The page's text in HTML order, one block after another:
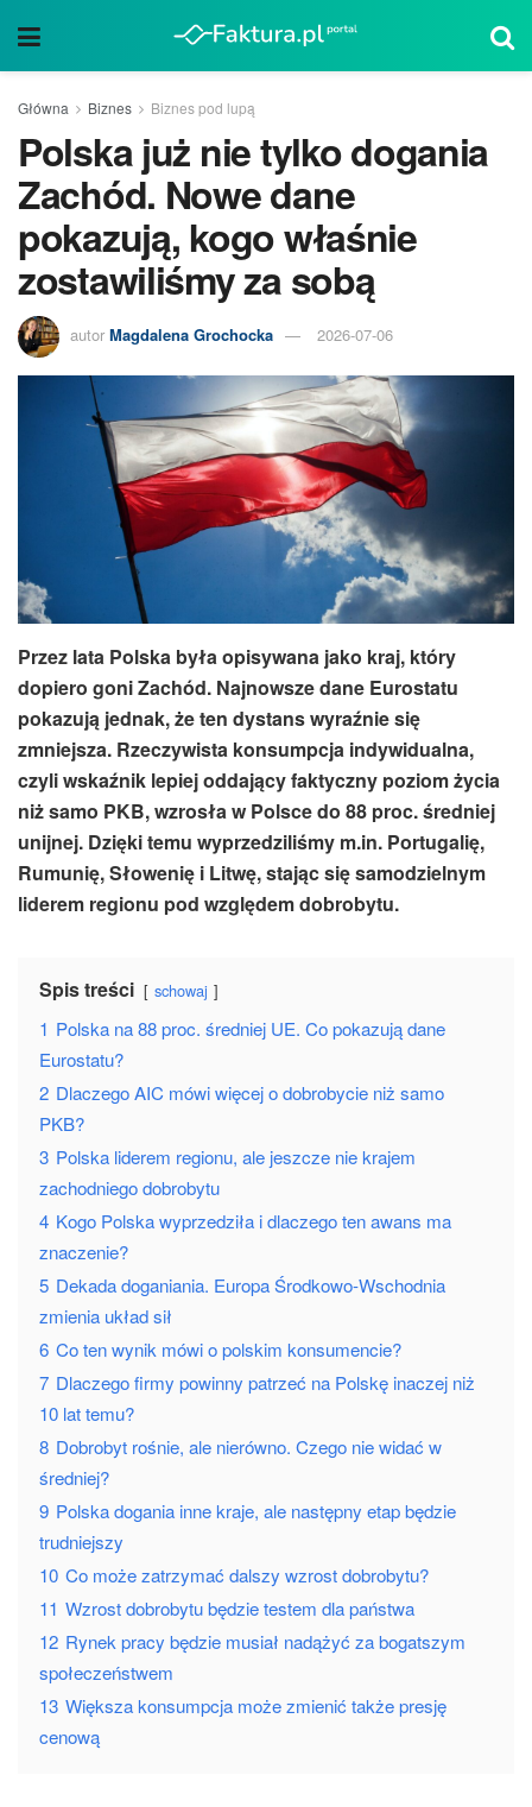
Główna Biznes Biznes pod lupą
Polska już nie tylko dogania
Zachód. Nowe dane
pokazują, kogo właśnie
zostawiliśmy za sobą
autor Magdalena Grochocka 2026-07-06
Przez lata Polska była opisywana jako kraj, który
dopiero goni Zachód. Najnowsze dane Eurostatu
pokazują jednak, że ten dystans wyraźnie się
zmniejsza. Rzeczywista konsumpcja indywidualna,
czyli wskaźnik lepiej oddający faktyczny poziom życia
niż samo PKB, wzrosła w Polsce do 88 proc. średniej
unijnej. Dzięki temu wyprzedziliśmy m.in. Portugalię,
Rumunię, Słowenię i Litwę, stając się samodzielnym
liderem regionu pod względem dobrobytu.
Spis treści schowaj
1 Polska na 88 proc. średniej UE. Co pokazują dane
Eurostatu?
2 Dlaczego AIC mówi więcej o dobrobycie niż samo
PKB?
3 Polska liderem regionu, ale jeszcze nie krajem
zachodniego dobrobytu
4 Kogo Polska wyprzedziła i dlaczego ten awans ma
znaczenie?
5 Dekada doganiania. Europa Środkowo-Wschodnia
zmienia układ sił
6 Co ten wynik mówi o polskim konsumencie?
7 Dlaczego firmy powinny patrzeć na Polskę inaczej niż
10 lat temu?
8 Dobrobyt rośnie, ale nierówno. Czego nie widać w
średniej?
9 Polska dogania inne kraje, ale następny etap będzie
trudniejszy
10 Co może zatrzymać dalszy wzrost dobrobytu?
11 Wzrost dobrobytu będzie testem dla państwa
12 Rynek pracy będzie musiał nadążyć za bogatszym
społeczeństwem
13 Większa konsumpcja może zmienić także presję
cenową